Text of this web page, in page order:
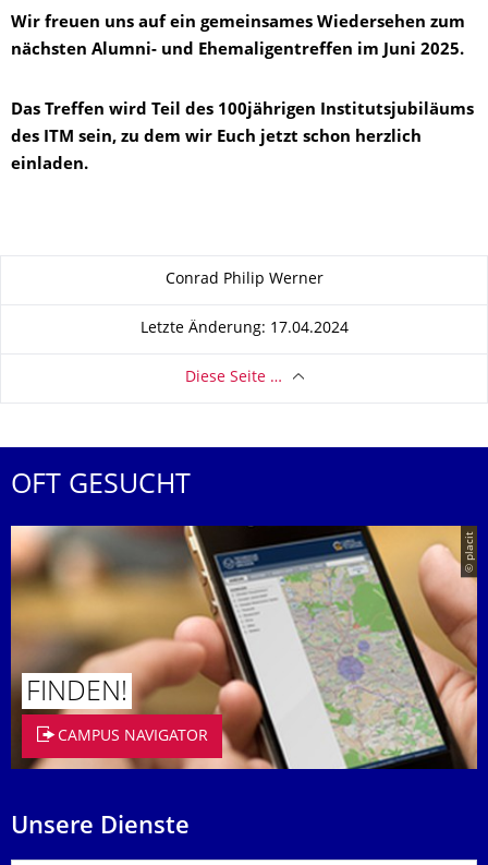
Wir freuen uns auf ein gemeinsames Wiedersehen zum
nächsten Alumni- und Ehemaligentreffen im Juni 2025.
Das Treffen wird Teil des 100jährigen Institutsjubiläums
des ITM sein, zu dem wir Euch jetzt schon herzlich
einladen.
Zu dieser SeiteConrad Philip Werner
Letzte Änderung: 17.04.2024
Diese Seite …
OFT GESUCHT
© placit
FINDEN!
CAMPUS NAVIGATOR
Unsere Dienste